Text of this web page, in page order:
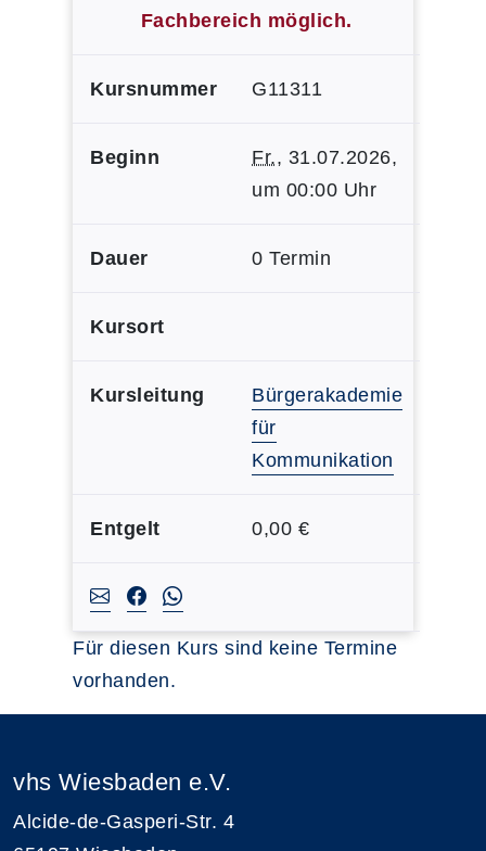
Fachbereich möglich.
Kursnummer G11311
Beginn Fr., 31.07.2026,
um 00:00 Uhr
Dauer 0 Termin
Kursort
Kursleitung
Bürgerakademie
für
Kommunikation
Entgelt 0,00 €
Für diesen Kurs sind keine Termine
vorhanden.
vhs Wiesbaden e.V.
Alcide-de-Gasperi-Str. 4